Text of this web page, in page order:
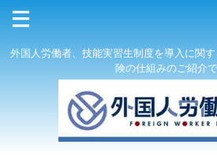
外国人労働者、技能実習生制度を導入に関
険の仕組みのご紹介で